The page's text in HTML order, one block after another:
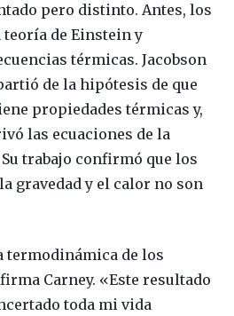
pero distinto. Antes, los
de Einstein y
térmicas. Jacobson
de la hipótesis de que
propiedades térmicas y,
las ecuaciones de la
trabajo confirmó que los
gravedad y el calor no son
termodinámica de los
Carney. «Este resultado
toda mi vida